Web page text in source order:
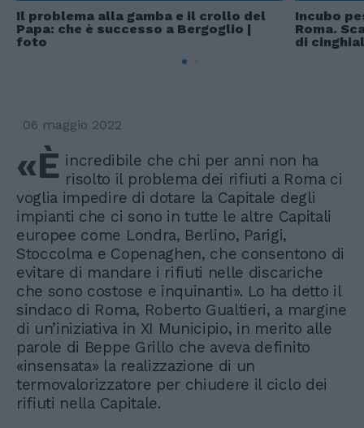
Il problema alla gamba e il crollo del
Papa: che è successo a Bergoglio |
foto
Incubo
Roma.
di
06 maggio 2022
«È incredibile che chi per anni non ha
risolto il problema dei rifiuti a Roma ci
voglia impedire di dotare la Capitale degli
impianti che ci sono in tutte le altre Capitali
europee come Londra, Berlino, Parigi,
Stoccolma e Copenaghen, che consentono di
evitare di mandare i rifiuti nelle discariche
che sono costose e inquinanti». Lo ha detto il
sindaco di Roma, Roberto Gualtieri, a margine
di un’iniziativa in XI Municipio, in merito alle
parole di Beppe Grillo che aveva definito
«insensata» la realizzazione di un
termovalorizzatore per chiudere il ciclo dei
rifiuti nella Capitale.